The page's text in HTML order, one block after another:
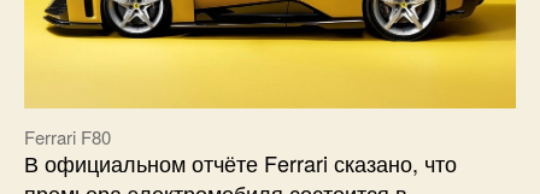
Ferrari F80
В официальном отчёте Ferrari сказано, что